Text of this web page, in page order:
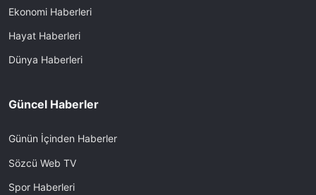
Ekonomi Haberleri
Hayat Haberleri
Dünya Haberleri
Güncel Haberler
Günün İçinden Haberler
Sözcü Web TV
Spor Haberleri